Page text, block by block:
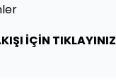
İÇİN TIKLAYINIZ